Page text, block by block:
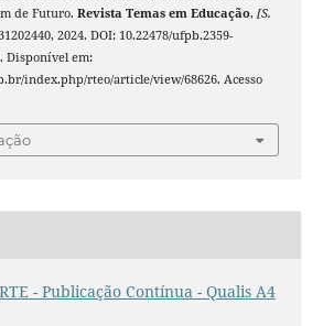
de Futuro. Revista Temas em Educação, [S.
2024. DOI: 10.22478/ufpb.2359-
Disponível em:
index.php/rteo/article/view/68626. Acesso
- Publicação Contínua - Qualis A4